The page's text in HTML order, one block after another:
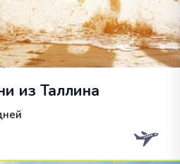
из Таллина